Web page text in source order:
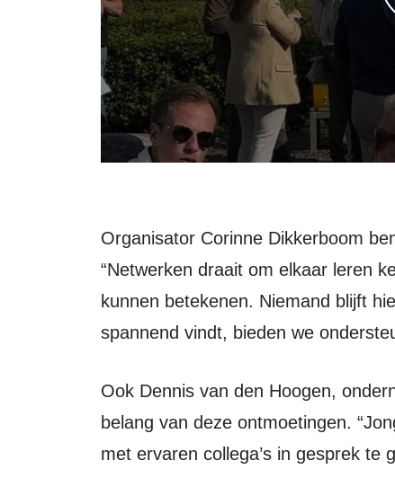
Organisator Corinne Dikkerboom
“Netwerken draait om elkaar leren
kunnen betekenen. Niemand blijft
spannend vindt, bieden we
Ook Dennis van den Hoogen, ondernemer bij Harderwold, onderstreepte het
belang van deze ontmoetingen.
met ervaren collega’s in gesprek te